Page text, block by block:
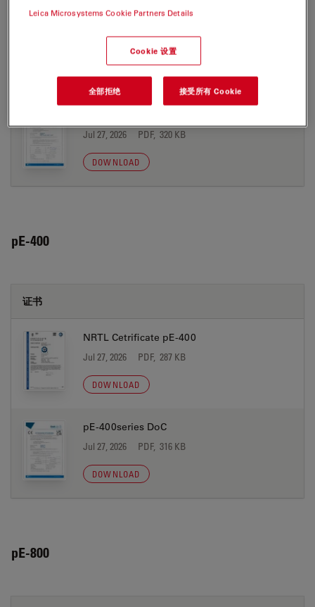
PDF, 290 KB
Jul 27, 2026 PDF, 320 KB
DOWNLOAD
pE-400
证书
NRTL Cetrificate pE-400
Jul 27, 2026 PDF, 287 KB
DOWNLOAD
pE-400series DoC
Jul 27, 2026 PDF, 316 KB
DOWNLOAD
pE-800
Leica Microsystems Cookie Partners Details
Cookie 设置
全部拒绝 接受所有 Cookie